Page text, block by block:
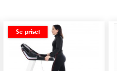
Se priset